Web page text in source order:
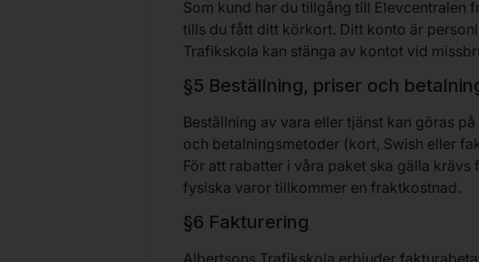
Som kund har du tillgång till Elevcentralen
tills du fått ditt körkort. Ditt konto är
Trafikskola kan stänga av kontot vid
§5 Beställning, priser och
Beställning av vara eller tjänst kan göras
och betalningsmetoder (kort, Swish eller
För att rabatter i våra paket ska gälla
fysiska varor tillkommer en fraktkostnad.
§6 Fakturering